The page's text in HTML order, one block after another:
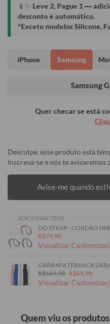
📱✨ Leve 2, Pague 1—
desconto é automático.
*Exceto modelos Silicone,
iPhone Samsung
Samsung
Quer checar se está
Desculpe, esse produto está
Inscreva-se e nós te avisaremos
Avise-me quando
ADICIONAR ITENS
GO STRAP - CORDÃO
R$79,90
Visualizar
GARRAFA TÉRMICA
R$169,90 R$69,90
Visualizar
Quem viu os